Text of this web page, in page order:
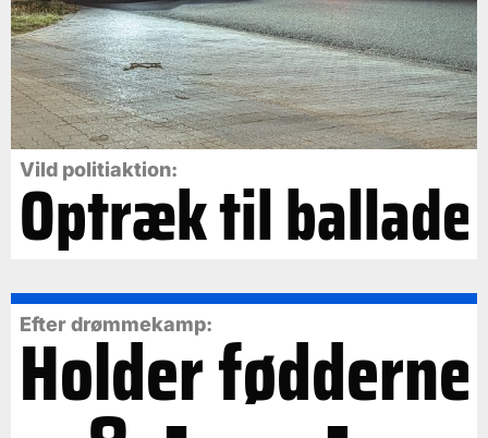
Vild politiaktion:
Optræk til ballade
Efter drømmekamp:
Holder fødderne